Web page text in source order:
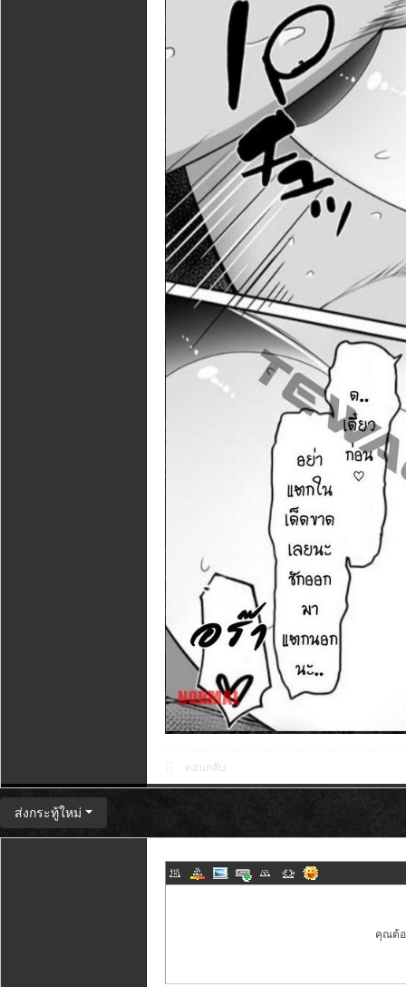
ตอบกลับ
ส่งกระทู้ใหม่
คุณต้อ